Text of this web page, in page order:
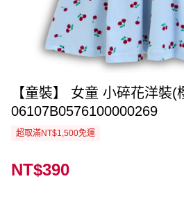
【童裝】 女童 小碎花洋裝(
06107B0576100000269
超取滿NT$1,500免運
NT$390